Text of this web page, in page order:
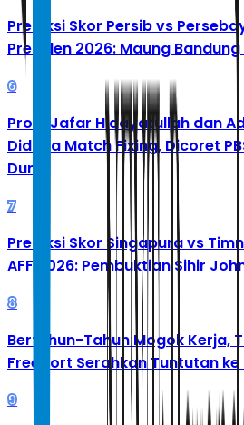
Prediksi Skor Persib vs
Presiden 2026: Maung
6
Profil Jafar Hidayatullah dan
Diduga Match Fixing, Dicoret
Dunia
7
Prediksi Skor Singapura vs
AFF 2026: Pembuktian Sihir
8
Bertahun-Tahun Mogok Kerja,
Freeport Serahkan Tuntutan ke
9